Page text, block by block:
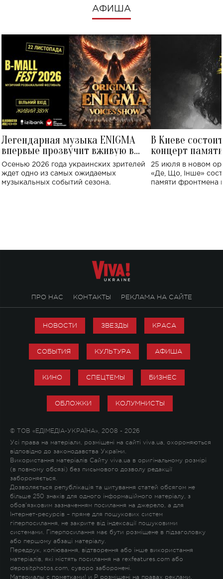
АФИША
Легендарная музыка ENIGMA
впервые прозвучит вживую в
Украине: где состоится концерт
Осенью 2026 года украинских зрителей
ждет одно из самых ожидаемых
музыкальных событий сезона.
В Киеве
концерт
Клименко:
исполнят песни
25 июля в новом
«Де, Що, Інше»
памяти фронтмена
ПРО НАС КОНТАКТЫ РЕКЛАМА НА САЙТЕ
НОВОСТИ ЗВЕЗДЫ КРАСА
СОБЫТИЯ КУЛЬТУРА АФИША
КИНО СПЕЦТЕМЫ БИЗНЕС
ОБЛОЖКИ КОЛУМНИСТЫ
© ТОВ «ЕДІМЕДІА-УКРАЇНА», 2008 - 2026
Усі права на матеріали, розміщені на сайті viva.ua, охороняються
відповідно до законодавства України.
Використання матеріалів Сайту viva.ua в оригінальному розмірі
(в повному обсязі) без письмового дозволу редакції
забороняється.
Дозволяється републікація та цитування статей обсягом не
більше 250 знаків для одного інформаційного матеріалу, з
обов'язковим зазначенням посилання на джерело, а для
Інтернет-ресурсів – пряме для пошукових систем
гіперпосилання, не закрите від індексації пошуковими
системами. Гіперпосилання має бути розміщене в підзаголовку
або першому абзаці матеріалу.
Передрук, копіювання, відтворення або інше використання
матеріалів, які містять посилання на rexfeatures.com або
depositphotos.com, суворо заборонені.
Материалы с пометками! и P розміщені на правах реклами.